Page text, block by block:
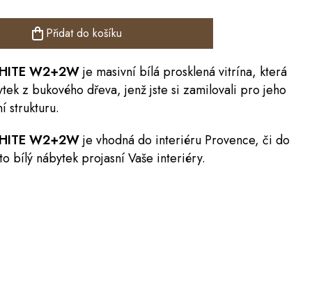
Přidat do košíku
W2+2Wje masivní bílá prosklená vitrína, která
z bukového dřeva, jenž jste si zamilovali pro jeho
strukturu.
W2+2Wje vhodná do interiéru Provence, či do
bílý nábytek projasní Vaše interiéry.